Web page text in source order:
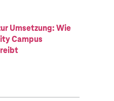
Umsetzung: Wie
Campus